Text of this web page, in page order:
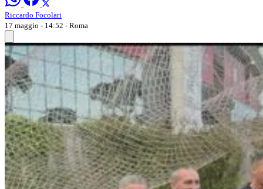
Riccardo Focolari
17 maggio - 14:52 - Roma